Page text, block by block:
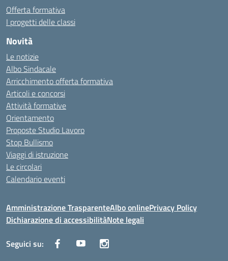
Offerta formativa
I progetti delle classi
Novità
Le notizie
Albo Sindacale
Arricchimento offerta formativa
Articoli e concorsi
Attività formative
Orientamento
Proposte Studio Lavoro
Stop Bullismo
Viaggi di istruzione
Le circolari
Calendario eventi
Amministrazione TrasparenteAlbo onlinePrivacy Policy
Dichiarazione di accessibilitàNote legali
Seguici su: